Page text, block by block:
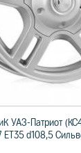
УАЗ-Патриот
ET35 d108,5